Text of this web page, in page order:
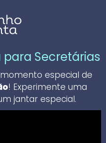
para Secretárias
especial de
! Experimente uma
jantar especial.